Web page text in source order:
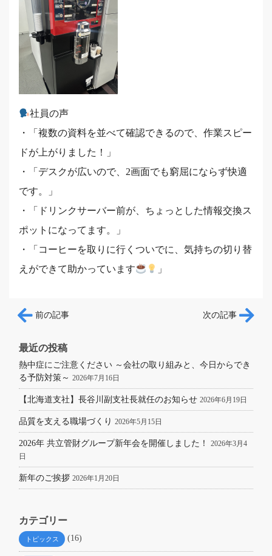
社員の声
・「複数の資料を並べて確認できるので、作業スピー
ドが上がりました！」
・「デスクが広いので、2画面でも窮屈にならず快適
です。」
・「ドリンクサーバー前が、ちょっとした情報交換ス
ポットになってます。」
・「コーヒーを取りに行くついでに、気持ちの切り替
えができて助かっています
」
投稿ナビゲーション
前の記事 次の記事
最近の投稿
熱中症にご注意ください ～会社の取り組みと、今日からでき
る予防対策～ 2026年7月16日
【北海道支社】長谷川副支社長就任のお知らせ 2026年6月19日
品質を支える職場づくり 2026年5月15日
2026年 共立管財グループ新年会を開催しました！
2026年3月4
日
新年のご挨拶 2026年1月20日
カテゴリー
トピックス (16)